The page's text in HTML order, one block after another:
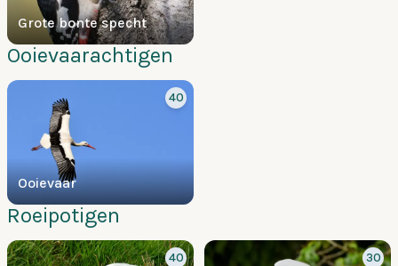
Grote bonte specht
Ooievaarachtigen
Ooievaar
40
Roeipotigen
40 30